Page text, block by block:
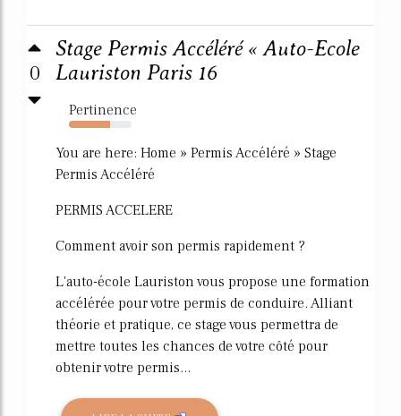
0
Stage Permis Accéléré « Auto-Ecole
Lauriston Paris 16
Pertinence
66%
You are here: Home » Permis Accéléré » Stage
Permis Accéléré
PERMIS ACCELERE
Comment avoir son permis rapidement ?
L'auto-école Lauriston vous propose une formation
accélérée pour votre permis de conduire. Alliant
théorie et pratique, ce stage vous permettra de
mettre toutes les chances de votre côté pour
obtenir votre permis...